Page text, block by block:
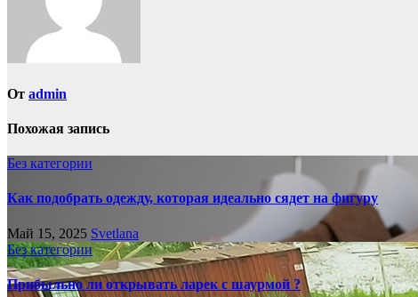
От admin
Похожая запись
Без категории
Как подобрать одежду, которая идеально сядет на фигуру
Май 15, 2025 Svetlana
Без категории
Прибыльно ли открывать ларек с шаурмой ?